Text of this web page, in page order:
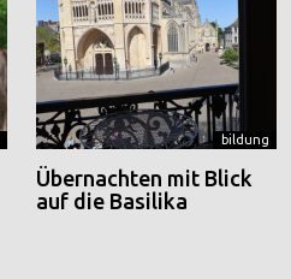
bildung
Übernachten mit Blick
auf die Basilika